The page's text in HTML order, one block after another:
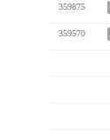
359875
359570